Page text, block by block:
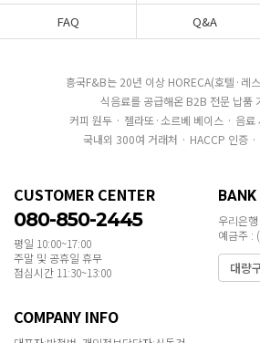
FAQ
Q&A
흥국F&B는 20년 이상 HORECA(호텔·레
식음료를 공급해온 B2B 전문 납품
커피 원두 · 젤라또·소르베 베이스 · 음료
국내외 300여 거래처 · HACCP 인증 ·
CUSTOMER CENTER
080-850-2445
평일 10:00~17:00
주말 및 공휴일 휴무
점심시간 11:30~13:00
BANK
우리은
예금주 :
대량
COMPANY INFO